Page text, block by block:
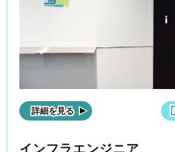
詳細を見る
インフラエンジニア